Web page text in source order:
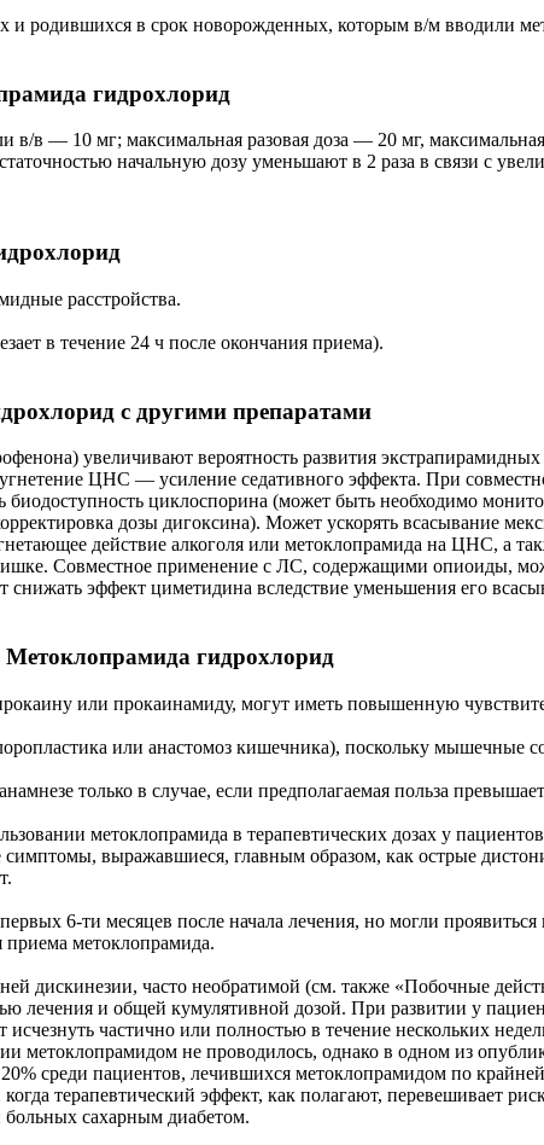
родившихся в срок новорожденных, которым в/м вводили
гидрохлорид
в — 10 мг; максимальная разовая доза — 20 мг,
начальную дозу уменьшают в 2 раза в связи с
расстройства.
в течение 24 ч после окончания приема).
с другими препаратами
увеличивают вероятность развития
ЦНС — усиление седативного эффекта. При
циклоспорина (может быть необходимо
дозы дигоксина). Может ускорять всасывание
действие алкоголя или метоклопрамида на ЦНС, а
Совместное применение с ЛС, содержащими опиоиды,
эффект циметидина вследствие уменьшения его
гидрохлорид
или прокаинамиду, могут иметь повышенную
или анастомоз кишечника), поскольку мышечные
только в случае, если предполагаемая польза
метоклопрамида в терапевтических дозах у
выражавшиеся, главным образом, как острые
6-ти месяцев после начала лечения, но могли
приема метоклопрамида.
дискинезии, часто необратимой (см. также «Побочные
лечения и общей кумулятивной дозой. При развитии у
частично или полностью в течение нескольких
метоклопрамидом не проводилось, однако в одном из
среди пациентов, лечившихся метоклопрамидом по
терапевтический эффект, как полагают, перевешивает
сахарным диабетом.